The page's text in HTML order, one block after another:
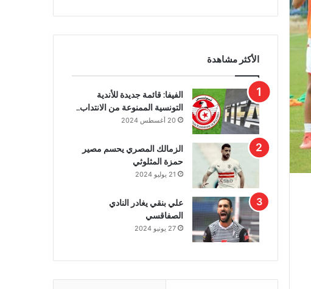
الأكثر مشاهدة
الفيفا: قائمة جديدة للأندية
التونسية الممنوعة من الانتداب..
20 أغسطس 2024
الزمالك المصري يحسم مصير
حمزة المثلوثي
21 يوليو 2024
علي بنقي يغادر النادي
الصفاقسي
27 يونيو 2024